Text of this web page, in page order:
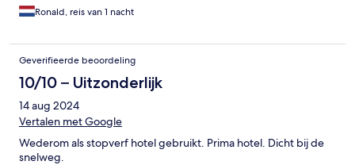
Ronald, reis van 1 nacht
Geverifieerde beoordeling
10/10 – Uitzonderlijk
14 aug 2024
Vertalen met Google
Wederom als stopverf hotel gebruikt. Prima hotel. Dicht bij de
snelweg.